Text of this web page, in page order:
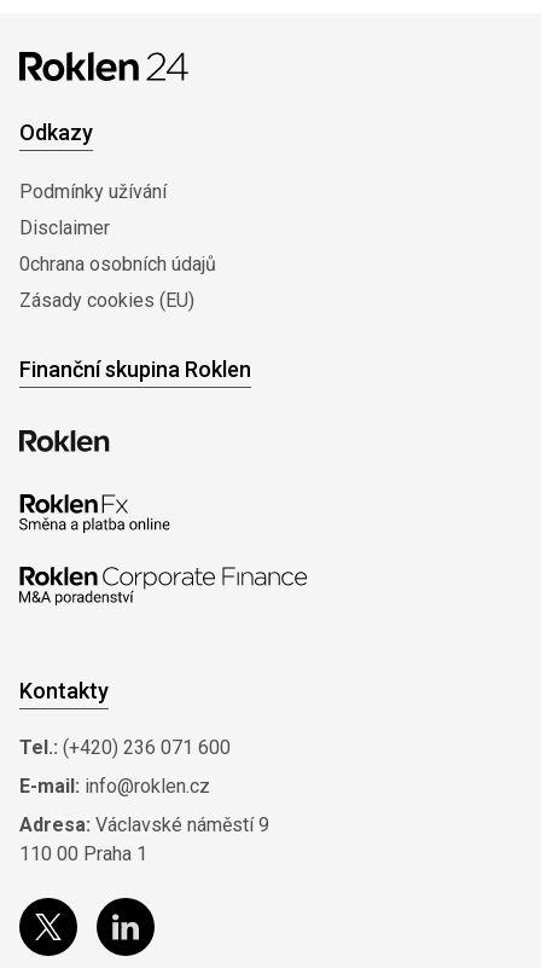
Odkazy
Podmínky užívání
Disclaimer
0chrana osobních údajů
Zásady cookies (EU)
Finanční skupina Roklen
Kontakty
Tel.: (+420) 236 071 600
E-mail: info@roklen.cz
Adresa: Václavské náměstí 9
110 00 Praha 1